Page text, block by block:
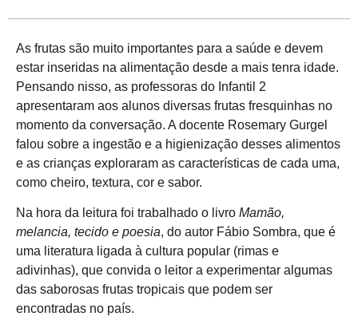
As frutas são muito importantes para a saúde e devem
estar inseridas na alimentação desde a mais tenra idade.
Pensando nisso, as professoras do Infantil 2
apresentaram aos alunos diversas frutas fresquinhas no
momento da conversação. A docente Rosemary Gurgel
falou sobre a ingestão e a higienização desses alimentos
e as crianças exploraram as características de cada uma,
como cheiro, textura, cor e sabor.
Na hora da leitura foi trabalhado o livro Mamão,
melancia, tecido e poesia, do autor Fábio Sombra, que é
uma literatura ligada à cultura popular (rimas e
adivinhas), que convida o leitor a experimentar algumas
das saborosas frutas tropicais que podem ser
encontradas no país.